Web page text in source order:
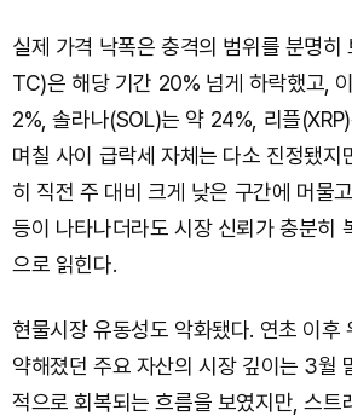
실제 가격 낙폭은 충격의 범위를 분명히
TC)은 해당 기간 20% 넘게 하락했고,
2%, 솔라나(SOL)는 약 24%, 리플
며칠 사이 급락세 자체는 다소 진정됐지
히 직전 주 대비 크게 낮은 구간에 머물
등이 나타나더라도 시장 신뢰가 충분히
으로 읽힌다.
현물시장 유동성도 악화됐다. 연초 이후
약해졌던 주요 자산의 시장 깊이는 3월
적으로 회복되는 흐름을 보였지만, 스트